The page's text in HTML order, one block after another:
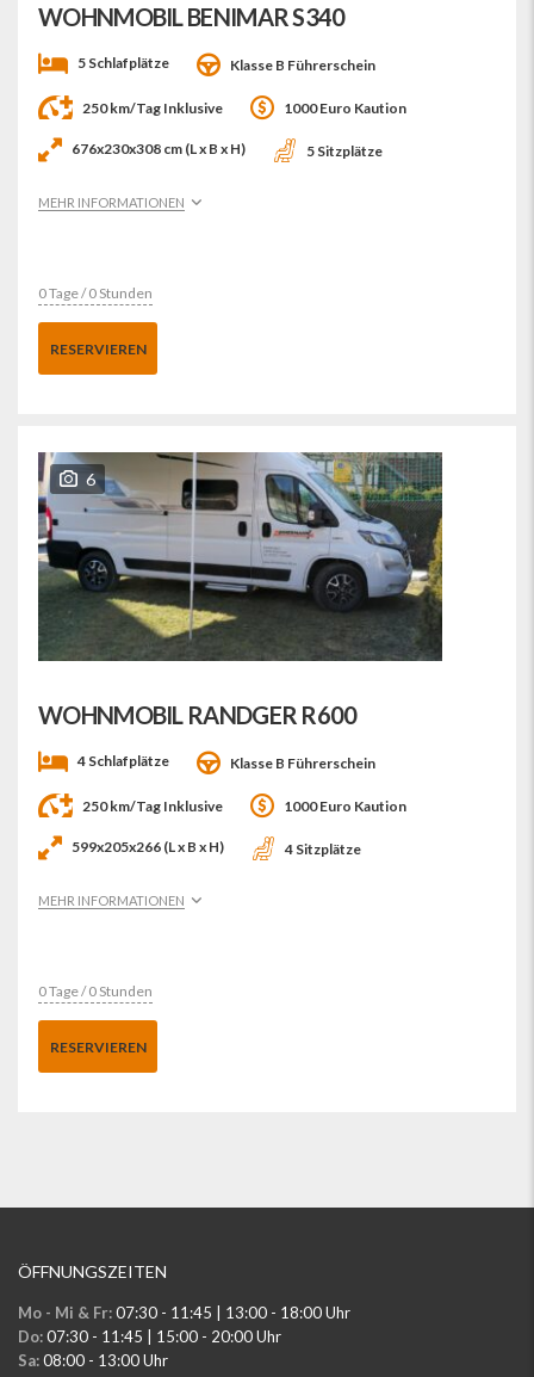
WOHNMOBIL BENIMAR S340
5 Schlafplätze Klasse B Führerschein
250 km/Tag Inklusive 1000 Euro Kaution
676x230x308 cm (L x B x H) 5 Sitzplätze
MEHR INFORMATIONEN
0 Tage / 0 Stunden
RESERVIEREN
6
WOHNMOBIL RANDGER R600
4 Schlafplätze Klasse B Führerschein
250 km/Tag Inklusive 1000 Euro Kaution
599x205x266 (L x B x H) 4 Sitzplätze
MEHR INFORMATIONEN
0 Tage / 0 Stunden
RESERVIEREN
ÖFFNUNGSZEITEN
Mo - Mi & Fr:07:30 - 11:45 | 13:00 - 18:00 Uhr
Do:07:30 - 11:45 | 15:00 - 20:00 Uhr
Sa:08:00 - 13:00 Uhr